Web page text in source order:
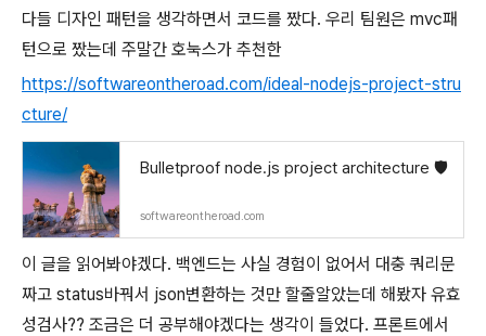
다들 디자인 패턴을 생각하면서 코드를 짰다. 우리 팀원은 mvc패
턴으로 짰는데 주말간 호눅스가 추천한
https://softwareontheroad.com/ideal-nodejs-project-stru
cture/
Bulletproof node.js project architecture 🛡️
softwareontheroad.com
이 글을 읽어봐야겠다. 백엔드는 사실 경험이 없어서 대충 쿼리문
짜고 status바꿔서 json변환하는 것만 할줄알았는데 해봤자 유효
성검사?? 조금은 더 공부해야겠다는 생각이 들었다. 프론트에서